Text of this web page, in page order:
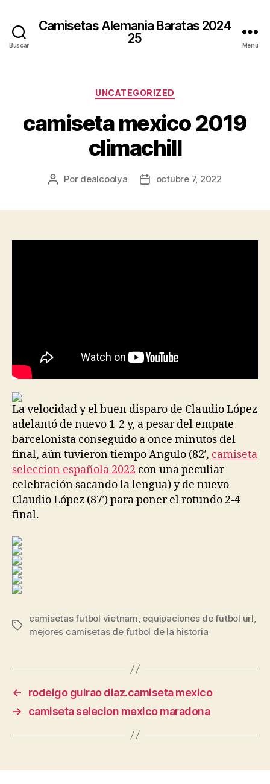
Buscar
Camisetas Alemania Baratas 2024
25
Menú
Categorías
UNCATEGORIZED
camiseta mexico 2019
climachill
Autor
Por dealcoolya
Fechaoctubre 7, 2022
La velocidad y el buen disparo de Claudio López
adelantó de nuevo 1-2 y, a pesar del empate
barcelonista conseguido a once minutos del
final, aún tuvieron tiempo Angulo (82′, camiseta
seleccion española 2022 con una peculiar
celebración sacando la lengua) y de nuevo
Claudio López (87′) para poner el rotundo 2-4
final.
Etiquetas
camisetas futbol vietnam, equipaciones de futbol url,
mejores camisetas de futbol de la historia
←
rodeigo guirao diaz.camiseta mexico
→
camiseta selecion mexico maradona